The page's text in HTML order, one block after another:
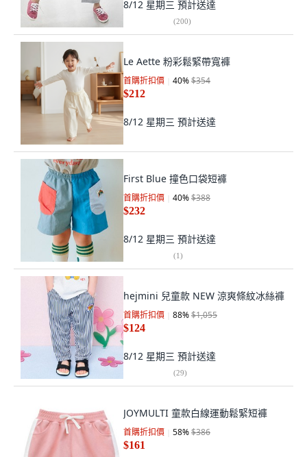
8/12 星期三 預計送達
(200)
Le Aette 粉彩鬆緊帶寬褲
首購折扣價 40%$354
$212
8/12 星期三 預計送達
First Blue 撞色口袋短褲
首購折扣價 40%$388
$232
8/12 星期三 預計送達
(1)
hejmini 兒童款 NEW 涼爽條紋冰絲褲
首購折扣價 88%$1,055
$124
8/12 星期三 預計送達
(29)
JOYMULTI 童款白線運動鬆緊短褲
首購折扣價 58%$386
$161